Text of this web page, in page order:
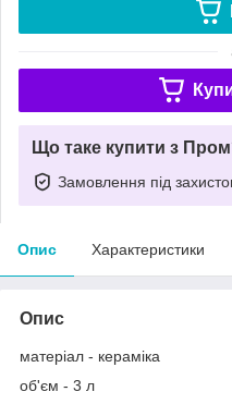
Що таке купити з
Замовлення під
Опис Характеристики
Опис
матеріал - кераміка
об'єм - 3 л